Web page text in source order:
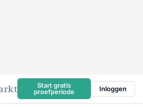
Start gratis
proefperiode
Inloggen